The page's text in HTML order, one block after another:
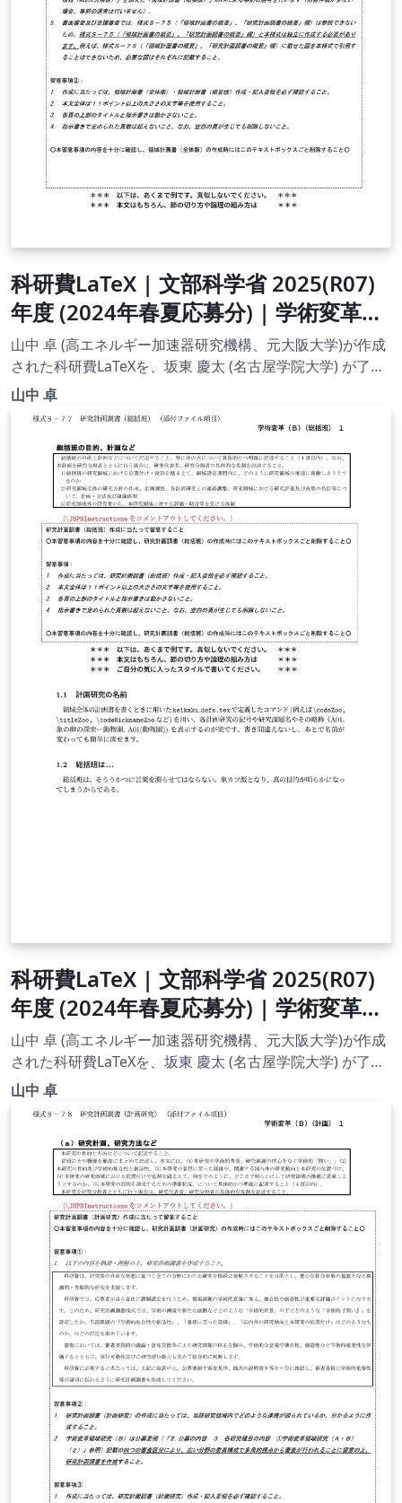
科研費LaTeX | 文部科学省 2025(R07)
年度 (2024年春夏応募分) | 学術変革領
域研究 | 学術変革領域研究(B) (領域計
画書（全体版)) | 2024.04.12
山中 卓 (高エネルギー加速器研究機構、元大阪大学)が作成
された科研費LaTeXを、坂東 慶太 (名古屋学院大学) が了承
を得てテンプレート登録しています。 詳細はこちら↓をご
確認ください。 http://osksn2.hep.sci.osaka-
山中 卓
科研費LaTeX | 文部科学省 2025(R07)
年度 (2024年春夏応募分) | 学術変革領
域研究 | 学術変革領域研究(B) (総括班)
| 2024.04.12
山中 卓 (高エネルギー加速器研究機構、元大阪大学)が作成
された科研費LaTeXを、坂東 慶太 (名古屋学院大学) が了承
を得てテンプレート登録しています。 詳細はこちら↓をご
山中 卓